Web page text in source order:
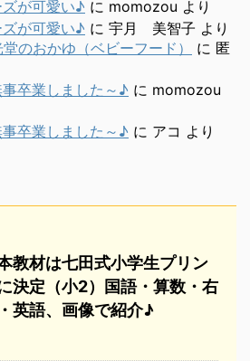
が可愛い♪ に momozou より
が可愛い♪ に 宇月 美智子 より
のおかゆ（ベビーフード）
に 匿
卒業しました～♪ に momozou
卒業しました～♪ に アコ より
教材は七田式小学生プリン
決定（小2）国語・算数・右
英語、画像で紹介♪